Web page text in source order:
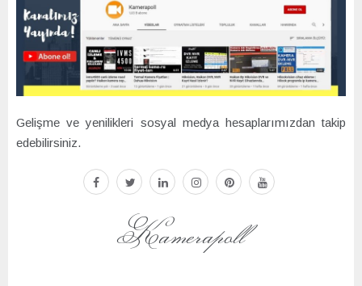
Gelişme ve yenilikleri sosyal medya hesaplarımızdan takip
edebilirsiniz.
facebook
twitter linkedininstagrampinterestyoutube
Kamerapoll